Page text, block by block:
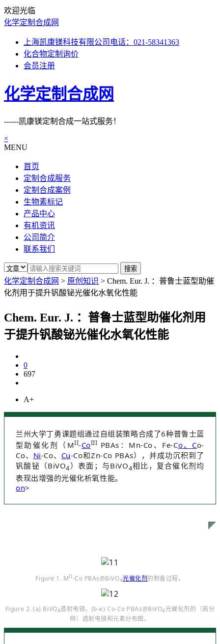
欢迎光临
化学定制合成网
上海凯康镁科技有限公司电话：021-58341363
化合物定制询价
会员注册
化学定制合成网
------凯康镁定制合成一站式服务！
×
MENU
首页
定制合成服务
定制合成案例
生物素标记
产品中心
有机资讯
公司简介
联系我们
化学定制合成网 > 原创知识 > Chem. Eur. J. ：普鲁士蓝型助催
化剂用于提升钒酸铋光催化水氧化性能
Chem. Eur. J. ：普鲁士蓝型助催化剂用
于提升钒酸铋光催化水氧化性能
0
697
A+
兰州大学丁勇课题组通过自组装策略合成了6种普鲁士蓝
型助催化剂（MII-CoIII PBAs：Mn-Co、Fe-Co、Co-
Co、 Ni-Co、 Cu-Co和Zn-Co PBAs），并成功沉积到了
钒酸铋（BiVO4）表面；与BiVO4相比，复合催化剂均
表现出增强的光催化析氧性能。
on>
Figure 1. MII-Co PBAs@BiVO4光催化剂的制备过程。
Figure 2. (a) BiVO4透射电镜，(b-e) Co-Co PBAs@BiVO4光催化剂的（高分
辨）透射电镜和元素分布图。